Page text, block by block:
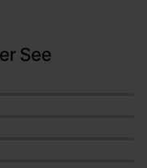
See